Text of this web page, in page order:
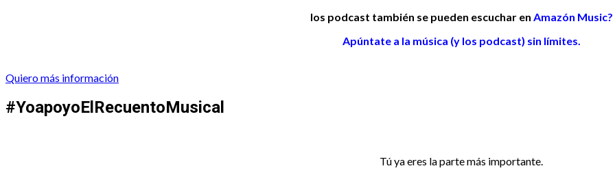
los podcast también se pueden escuchar en Amazón Music?
Apúntate a la música (y los podcast) sin límites.
Quiero más información
#YoapoyoElRecuentoMusical
Tú ya eres la parte más importante.